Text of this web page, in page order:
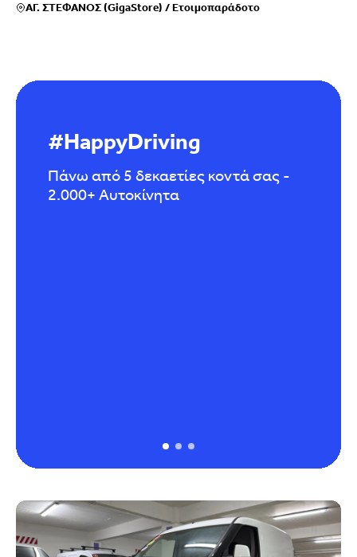
ΑΓ. ΣΤΕΦΑΝΟΣ (GigaStore) /Ετοιμοπαράδοτο
#HappyDriving
Πάνω από 5 δεκαετίες κοντά σας -
2.000+ Αυτοκίνητα